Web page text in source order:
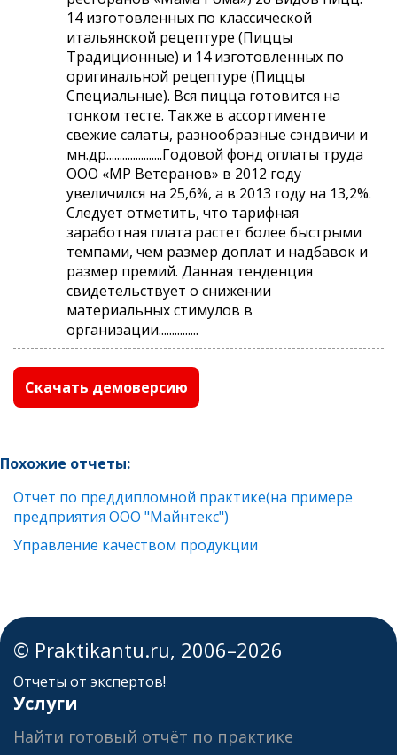
14 изготовленных по классической
итальянской рецептуре (Пиццы
Традиционные) и 14 изготовленных по
оригинальной рецептуре (Пиццы
Специальные). Вся пицца готовится на
тонком тесте. Также в ассортименте
свежие салаты, разнообразные сэндвичи и
мн.др.....................Годовой фонд оплаты труда
ООО «МР Ветеранов» в 2012 году
увеличился на 25,6%, а в 2013 году на 13,2%.
Следует отметить, что тарифная
заработная плата растет более быстрыми
темпами, чем размер доплат и надбавок и
размер премий. Данная тенденция
свидетельствует о снижении
материальных стимулов в
организации...............
Скачать демоверсию
Похожие отчеты:
Отчет по преддипломной практике(на примере
предприятия ООО "Майнтекс")
Управление качеством продукции
© Praktikantu.ru, 2006–2026
Отчеты от экспертов!
Услуги
Найти готовый отчёт по практике